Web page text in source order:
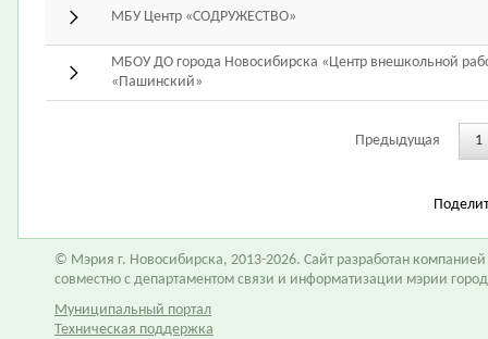
МБУ Центр «СОДРУЖЕСТВО»
МБОУ ДО города Новосибирска «Центр внешкольной
«Пашинский»
Предыдущая 1
© Мэрия г. Новосибирска, 2013-2026. Сайт разработан компанией
совместно с департаментом связи и информатизации мэрии
Муниципальный портал
Техническая поддержка